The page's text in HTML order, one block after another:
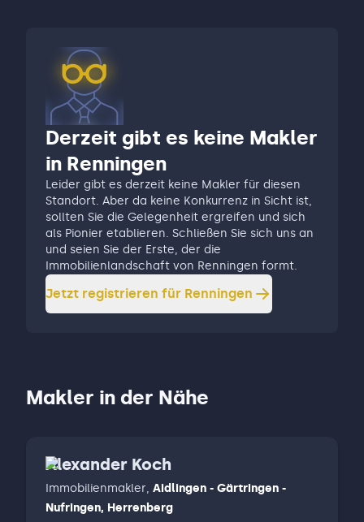
Derzeit gibt es keine Makler
in Renningen
Leider gibt es derzeit keine Makler für diesen
Standort. Aber da keine Konkurrenz in Sicht ist,
sollten Sie die Gelegenheit ergreifen und sich
als Pionier etablieren. Schließen Sie sich uns an
und seien Sie der Erste, der die
Immobilienlandschaft von Renningen formt.
Jetzt registrieren für Renningen
Makler in der Nähe
Alexander Koch
Immobilienmakler, Aidlingen - Gärtringen -
Nufringen, Herrenberg